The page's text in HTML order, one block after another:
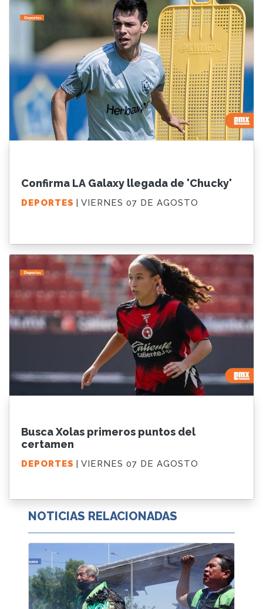
Confirma LA Galaxy llegada de 'Chucky'
DEPORTES | VIERNES 07 DE AGOSTO
Busca Xolas primeros puntos del
certamen
DEPORTES | VIERNES 07 DE AGOSTO
NOTICIAS RELACIONADAS